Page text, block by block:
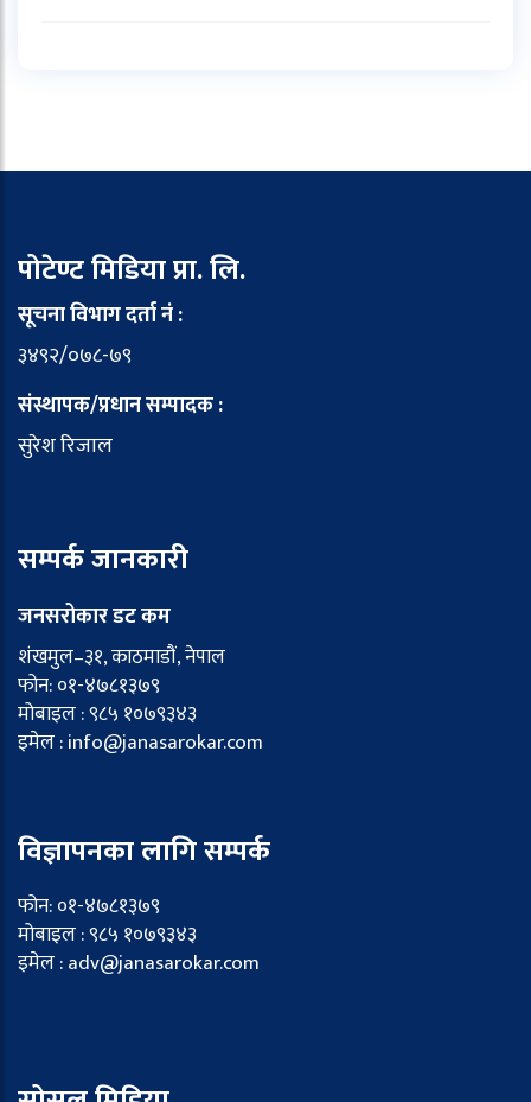
पोटेण्ट मिडिया प्रा. लि.
सूचना विभाग दर्ता नं :
३४९२/०७८-७९
संस्थापक/प्रधान सम्पादक :
सुरेश रिजाल
सम्पर्क जानकारी
जनसरोकार डट कम
शंखमुल–३१, काठमाडौं, नेपाल
फोन: ०१-४७८१३७९
मोबाइल : ९८५ १०७९३४३
इमेल : info@janasarokar.com
विज्ञापनका लागि सम्पर्क
फोन: ०१-४७८१३७९
मोबाइल : ९८५ १०७९३४३
इमेल : adv@janasarokar.com